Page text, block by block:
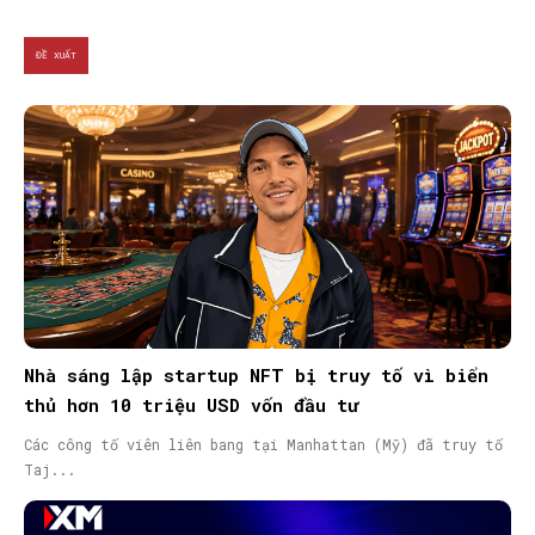
ĐỀ XUẤT
Nhà sáng lập startup NFT bị truy tố vì biển
thủ hơn 10 triệu USD vốn đầu tư
Các công tố viên liên bang tại Manhattan (Mỹ) đã truy tố
Taj...